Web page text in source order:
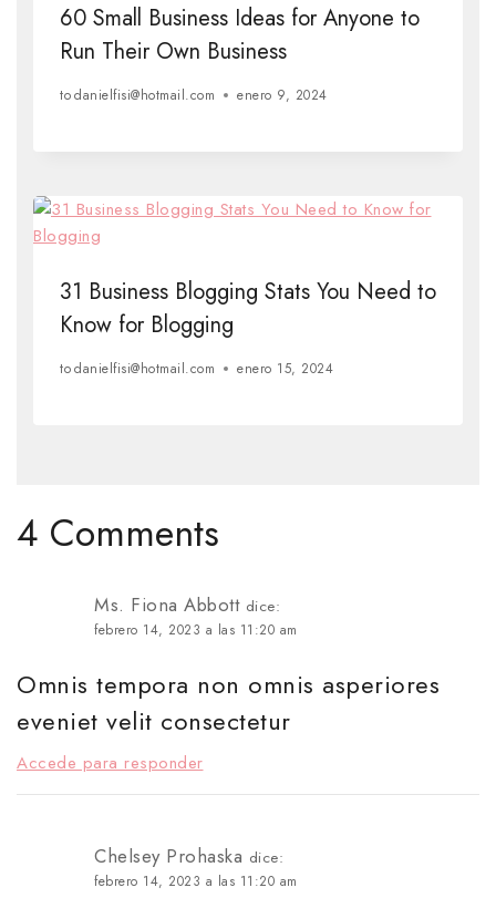
60 Small Business Ideas for Anyone to
Run Their Own Business
todanielfisi@hotmail.com enero 9, 2024
31 Business Blogging Stats You Need to
Know for Blogging
todanielfisi@hotmail.com enero 15, 2024
4 Comments
Ms. Fiona Abbott dice:
febrero 14, 2023 a las 11:20 am
Omnis tempora non omnis asperiores
eveniet velit consectetur
Accede para responder
Chelsey Prohaska dice:
febrero 14, 2023 a las 11:20 am